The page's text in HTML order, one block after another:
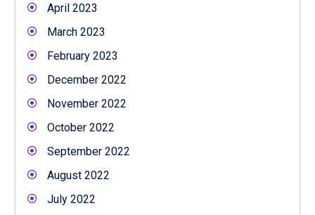
April 2023
March 2023
February 2023
December 2022
November 2022
October 2022
September 2022
August 2022
July 2022